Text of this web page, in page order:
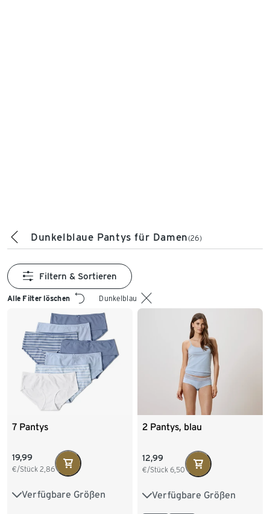
Dunkelblaue Pantys für Damen(26)
Alle Filter löschen Dunkelblau
Filtern & Sortieren
7 Pantys
19,99
€/Stück 2,86
Verfügbare Größen
S 36/38 M 40/42
2 Pantys, blau
12,99
€/Stück 6,50
Verfügbare Größen
S 36/38 M 40/42